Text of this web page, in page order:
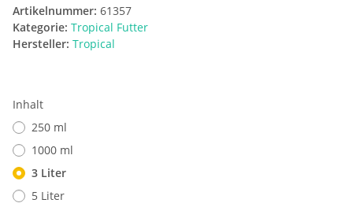
Artikelnummer: 61357
Kategorie: Tropical Futter
Hersteller: Tropical
Inhalt
250 ml
1000 ml
3 Liter
5 Liter